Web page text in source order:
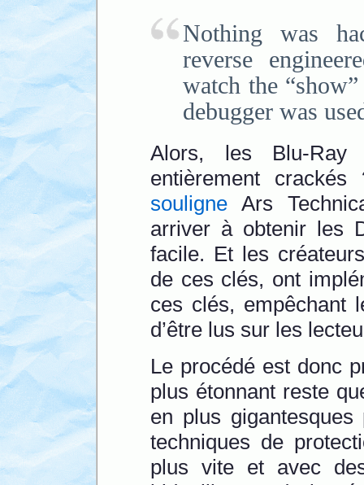
Nothing was
reverse
watch the
debugger was
Alors, les Blu-
entièrement
souligne Ars
arriver à obtenir les
facile. Et les
de ces clés, ont
ces clés, empêchant
d’être lus sur les
Le procédé est donc
plus étonnant reste
en plus
techniques de
plus vite et avec